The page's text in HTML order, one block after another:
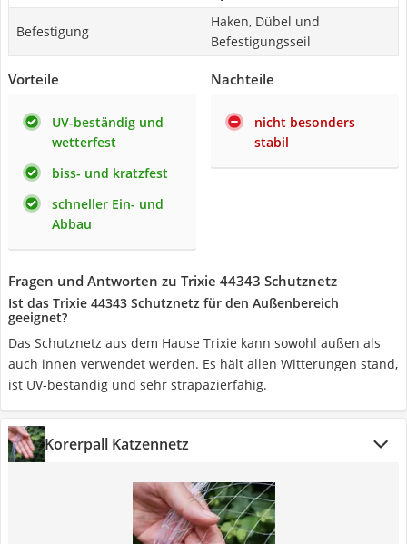
Befestigung
Haken, Dübel und
Befestigungsseil
Vorteile
UV-beständig und
wetterfest
biss- und kratzfest
schneller Ein- und
Abbau
Nachteile
nicht besonders
stabil
Fragen und Antworten zu Trixie 44343 Schutznetz
Ist das Trixie 44343 Schutznetz für den Außenbereich
geeignet?
Das Schutznetz aus dem Hause Trixie kann sowohl außen als
auch innen verwendet werden. Es hält allen Witterungen stand,
ist UV-beständig und sehr strapazierfähig.
Korerpall Katzennetz